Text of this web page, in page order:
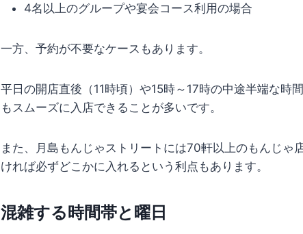
4名以上のグループや宴会コース利用の場合
一方、予約が不要なケースもあります。
平日の開店直後（11時頃）や15時～17時の中途半端な時
もスムーズに入店できることが多いです。
また、月島もんじゃストリートには70軒以上のもんじゃ
ければ必ずどこかに入れるという利点もあります。
混雑する時間帯と曜日